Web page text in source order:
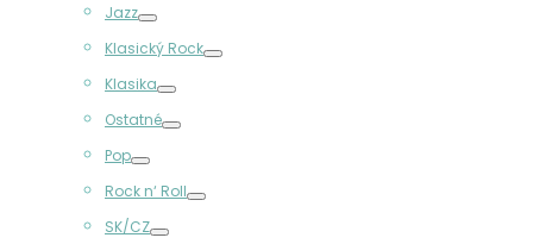
Jazz
Klasický Rock
Klasika
Ostatné
Pop
Rock n‘ Roll
SK/CZ